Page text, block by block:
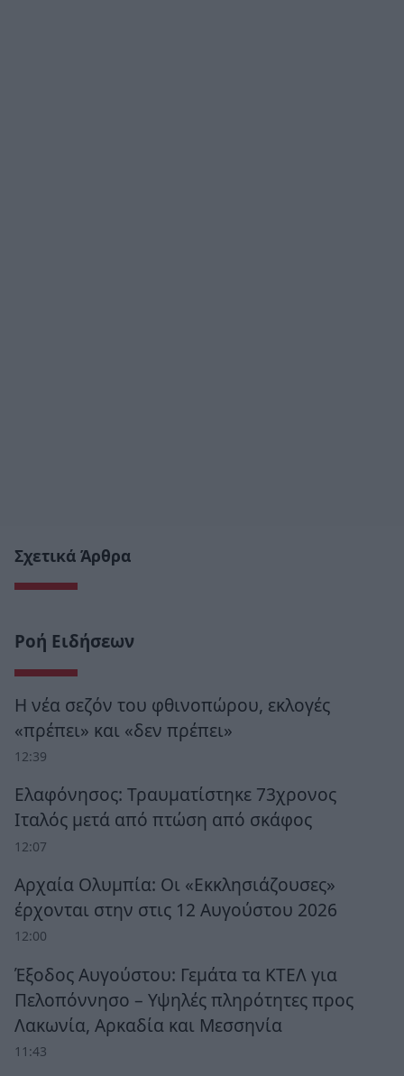
Σχετικά Άρθρα
Ροή Ειδήσεων
Η νέα σεζόν του φθινοπώρου, εκλογές
«πρέπει» και «δεν πρέπει»
12:39
Ελαφόνησος: Τραυματίστηκε 73χρονος
Ιταλός μετά από πτώση από σκάφος
12:07
Αρχαία Ολυμπία: Οι «Εκκλησιάζουσες»
έρχονται στην στις 12 Αυγούστου 2026
12:00
Έξοδος Αυγούστου: Γεμάτα τα ΚΤΕΛ για
Πελοπόννησο – Υψηλές πληρότητες προς
Λακωνία, Αρκαδία και Μεσσηνία
11:43